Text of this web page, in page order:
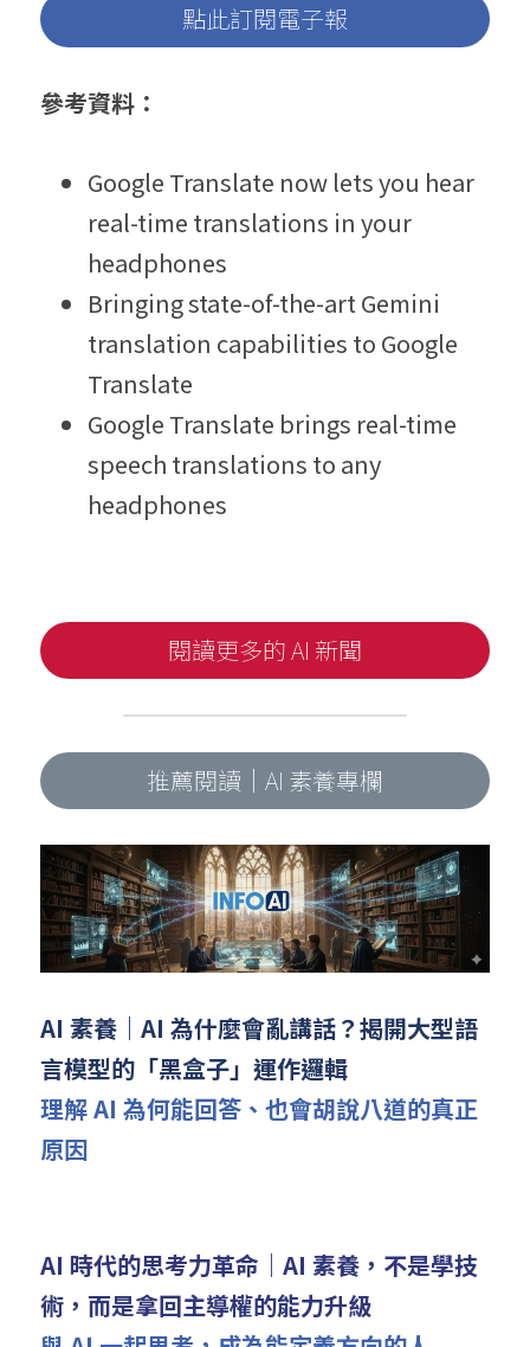
點此訂閱電子報
參考資料：
Google Translate now lets you hear
real-time translations in your
headphones
Bringing state-of-the-art Gemini
translation capabilities to Google
Translate
Google Translate brings real-time
speech translations to any
headphones
閱讀更多的 AI 新聞
推薦閱讀｜AI 素養專欄
AI 素養｜AI 為什麼會亂講話？揭開大型語
言模型的「黑盒子」運作邏輯
理解 AI 為何能回答、也會胡說八道的真正
原因
AI 時代的思考力革命｜AI 素養，不是學技
術，而是拿回主導權的能力升級